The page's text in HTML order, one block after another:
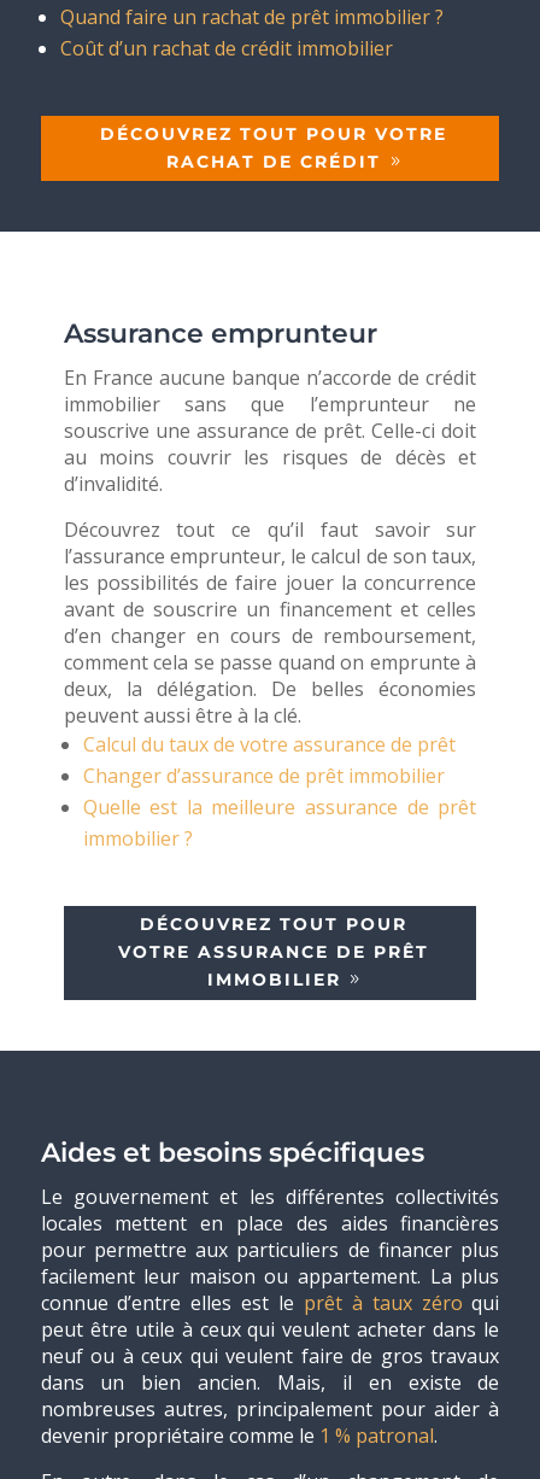
Quand faire un rachat de prêt immobilier ?
Coût d’un rachat de crédit immobilier
DÉCOUVREZ TOUT POUR VOTRE
RACHAT DE CRÉDIT
Assurance emprunteur
En France aucune banque n’accorde de crédit
immobilier sans que l’emprunteur ne
souscrive une assurance de prêt. Celle-ci doit
au moins couvrir les risques de décès et
d’invalidité.
Découvrez tout ce qu’il faut savoir sur
l’assurance emprunteur, le calcul de son taux,
les possibilités de faire jouer la concurrence
avant de souscrire un financement et celles
d’en changer en cours de remboursement,
comment cela se passe quand on emprunte à
deux, la délégation. De belles économies
peuvent aussi être à la clé.
Calcul du taux de votre assurance de prêt
Changer d’assurance de prêt immobilier
Quelle est la meilleure assurance de prêt
immobilier ?
DÉCOUVREZ TOUT POUR
VOTRE ASSURANCE DE PRÊT
IMMOBILIER
Aides et besoins spécifiques
Le gouvernement et les différentes collectivités
locales mettent en place des aides financières
pour permettre aux particuliers de financer plus
facilement leur maison ou appartement. La plus
connue d’entre elles est le prêt à taux zéro qui
peut être utile à ceux qui veulent acheter dans le
neuf ou à ceux qui veulent faire de gros travaux
dans un bien ancien. Mais, il en existe de
nombreuses autres, principalement pour aider à
devenir propriétaire comme le 1 % patronal.